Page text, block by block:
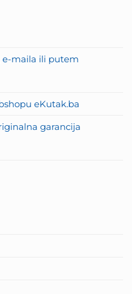
e-maila ili putem
eKutak.ba
garancija